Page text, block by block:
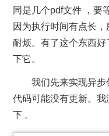
同是几个pdf文件 ，要
因为执行时间有点长
耐烦。有了这个东西
下它。
我们先来实现异
代码可能没有更新。
下 。